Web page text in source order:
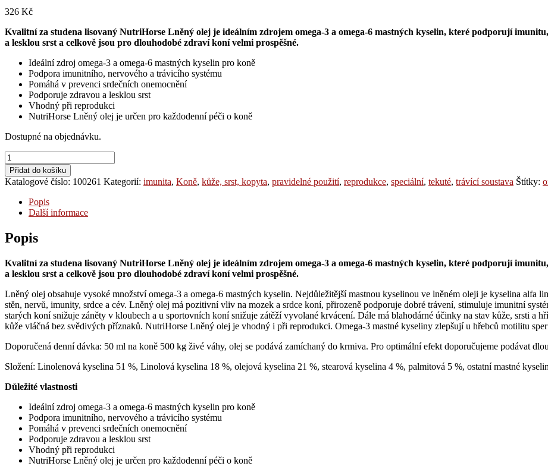
326 Kč
Kvalitní za studena lisovaný NutriHorse Lněný olej je ideálním zdrojem omega-­3 a omega-­6 mastných kyselin, které podporují
a lesklou srst a celkově jsou pro dlouhodobé zdraví koní velmi prospěšné.
Ideální zdroj omega-­3 a omega-­6 mastných kyselin pro koně
Podpora imunitního, nervového a trávicího systému
Pomáhá v prevenci srdečních onemocnění
Podporuje zdravou a lesklou srst
Vhodný při reprodukci
NutriHorse Lněný olej je určen pro každodenní péči o koně
Dostupné na objednávku.
NutriHorse
Lněný
olej
množství
Přidat do košíku
Katalogové číslo: 100261 Kategorií: imunita, Koně, kůže, srst, kopyta, pravidelné použití, reprodukce, speciální, tekuté, trávící soustava Štítky:
Popis
Další informace
Popis
Kvalitní za studena lisovaný NutriHorse Lněný olej je ideálním zdrojem omega-­3 a omega-­6 mastných kyselin, které podporují
a lesklou srst a celkově jsou pro dlouhodobé zdraví koní velmi prospěšné.
Lněný olej obsahuje vysoké množství omega­-3 a omega­-6 mastných kyselin. Nejdůležitější mastnou kyselinou ve lněném oleji je kyselina alfa
stěn, nervů, imunity, srdce a cév. Lněný olej má pozitivní vliv na mozek a srdce koní, přirozeně podporuje dobré trávení, stimuluje imunitní
starých koní snižuje záněty v kloubech a u sportovních koní snižuje zátěží vyvolané krvácení. Dále má blahodárné účinky na stav kůže, srsti a
kůže vláčná bez svědivých příznaků. NutriHorse Lněný olej je vhodný i při reprodukci. Omega-3 mastné kyseliny zlepšují u hřebců motilitu
Doporučená denní dávka: 50 ml na koně 500 kg živé váhy, olej se podává zamíchaný do krmiva. Pro optimální efekt doporučujeme podávat
Složení: Linolenová kyselina 51 %, Linolová kyselina 18 %, olejová kyselina 21 %, stearová kyselina 4 %, palmitová 5 %, ostatní mastné
Důležité vlastnosti
Ideální zdroj omega-­3 a omega-­6 mastných kyselin pro koně
Podpora imunitního, nervového a trávicího systému
Pomáhá v prevenci srdečních onemocnění
Podporuje zdravou a lesklou srst
Vhodný při reprodukci
NutriHorse Lněný olej je určen pro každodenní péči o koně